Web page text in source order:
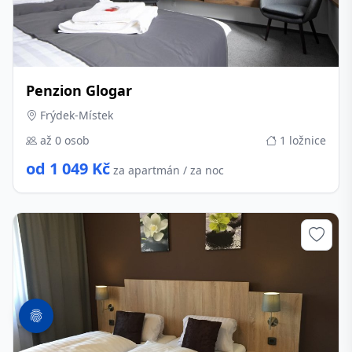
Penzion Glogar
Frýdek-Místek
až 0 osob
1 ložnice
od 1 049 Kč za apartmán / za noc